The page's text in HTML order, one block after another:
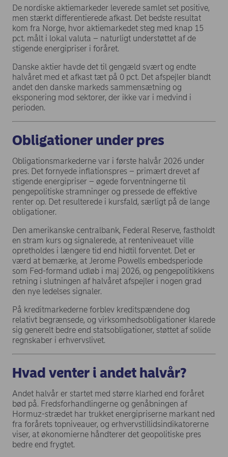
De nordiske aktiemarkeder leverede samlet set positive,
men stærkt differentierede afkast. Det bedste resultat
kom fra Norge, hvor aktiemarkedet steg med knap 15
pct. målt i lokal valuta – naturligt understøttet af de
stigende energipriser i foråret.
Danske aktier havde det til gengæld svært og endte
halvåret med et afkast tæt på 0 pct. Det afspejler blandt
andet den danske markeds sammensætning og
eksponering mod sektorer, der ikke var i medvind i
perioden.
Obligationer under pres
Obligationsmarkederne var i første halvår 2026 under
pres. Det fornyede inflationspres – primært drevet af
stigende energipriser – øgede forventningerne til
pengepolitiske stramninger og pressede de effektive
renter op. Det resulterede i kursfald, særligt på de lange
obligationer.
Den amerikanske centralbank, Federal Reserve, fastholdt
en stram kurs og signalerede, at renteniveauet ville
opretholdes i længere tid end hidtil forventet. Det er
værd at bemærke, at Jerome Powells embedsperiode
som Fed-formand udløb i maj 2026, og pengepolitikkens
retning i slutningen af halvåret afspejler i nogen grad
den nye ledelses signaler.
På kreditmarkederne forblev kreditspændene dog
relativt begrænsede, og virksomhedsobligationer klarede
sig generelt bedre end statsobligationer, støttet af solide
regnskaber i erhvervslivet.
Hvad venter i andet halvår?
Andet halvår er startet med større klarhed end foråret
bød på. Fredsforhandlingerne og genåbningen af
Hormuz-strædet har trukket energipriserne markant ned
fra forårets topniveauer, og erhvervstillidsindikatorerne
viser, at økonomierne håndterer det geopolitiske pres
bedre end frygtet.